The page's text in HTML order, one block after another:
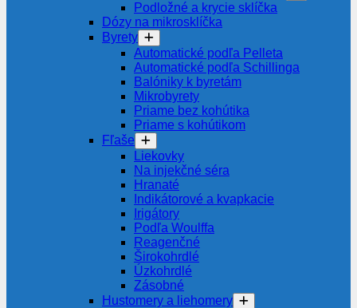
Podložné a krycie sklíčka
Dózy na mikrosklíčka
Byrety
Automatické podľa Pelleta
Automatické podľa Schillinga
Balóniky k byretám
Mikrobyrety
Priame bez kohútika
Priame s kohútikom
Fľaše
Liekovky
Na injekčné séra
Hranaté
Indikátorové a kvapkacie
Irigátory
Podľa Woulffa
Reagenčné
Širokohrdlé
Úzkohrdlé
Zásobné
Hustomery a liehomery